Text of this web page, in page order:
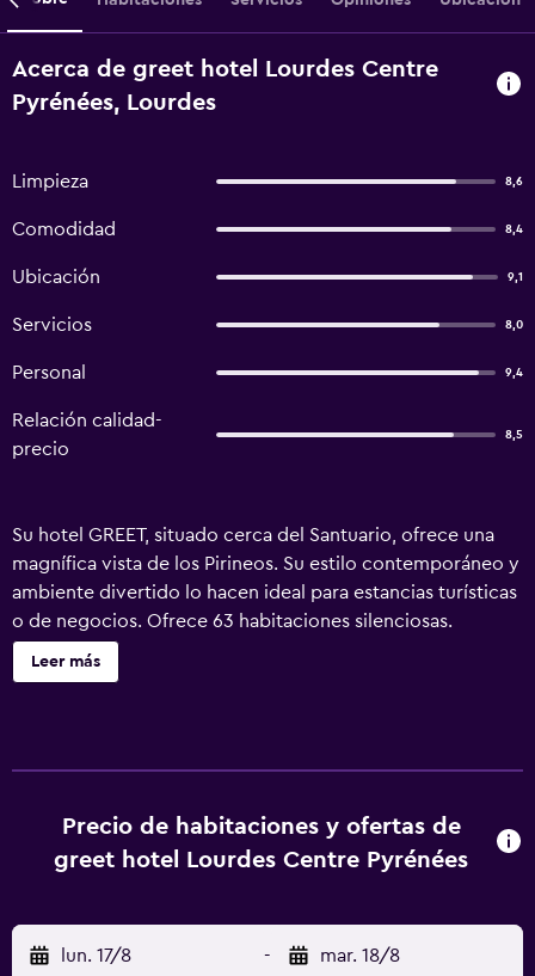
Acerca de greet hotel Lourdes Centre
Pyrénées, Lourdes
Limpieza 8,6
Comodidad 8,4
Ubicación 9,1
Servicios 8,0
Personal 9,4
Relación calidad-
precio
8,5
Su hotel GREET, situado cerca del Santuario, ofrece una
magnífica vista de los Pirineos. Su estilo contemporáneo y
ambiente divertido lo hacen ideal para estancias turísticas
o de negocios. Ofrece 63 habitaciones silenciosas.
También cuenta con un restaurante panorámico, un bar, un
salón y aparcamiento público gratuito en las
Leer más
Precio de habitaciones y ofertas de
greet hotel Lourdes Centre Pyrénées
lun. 17/8 - mar. 18/8